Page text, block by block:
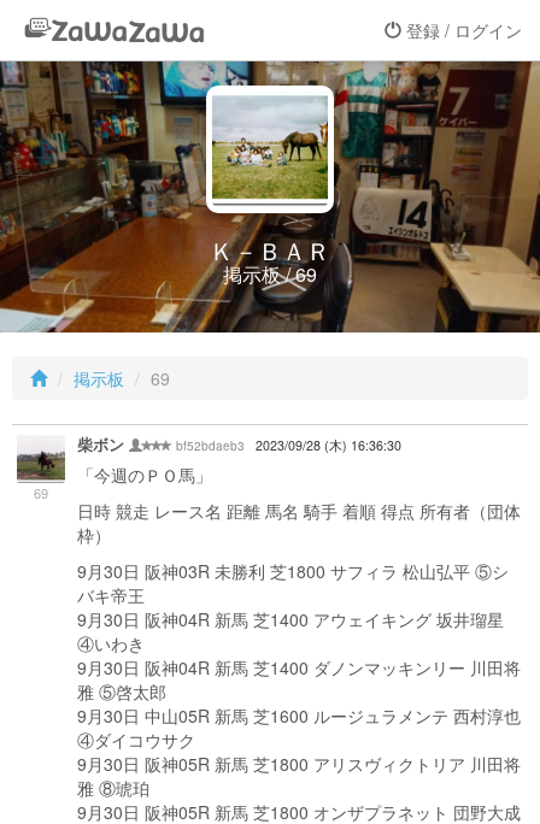
登録 / ログイン
Ｋ－ＢＡＲ
掲示板 / 69
掲示板 69
69
柴ボン bf52bdaeb3 2023/09/28 (木) 16:36:30
「今週のＰＯ馬」
日時 競走 レース名 距離 馬名 騎手 着順 得点 所有者（団体
枠）
9月30日 阪神03R 未勝利 芝1800 サフィラ 松山弘平 ⑤シ
バキ帝王
9月30日 阪神04R 新馬 芝1400 アウェイキング 坂井瑠星
④いわき
9月30日 阪神04R 新馬 芝1400 ダノンマッキンリー 川田将
雅 ⑤啓太郎
9月30日 中山05R 新馬 芝1600 ルージュラメンテ 西村淳也
④ダイコウサク
9月30日 阪神05R 新馬 芝1800 アリスヴィクトリア 川田将
雅 ⑧琥珀
9月30日 阪神05R 新馬 芝1800 オンザプラネット 団野大成